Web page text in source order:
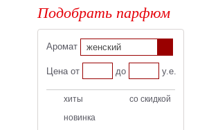
Подобрать парфюм
Аромат женский
Цена от до у.е.
хиты
со скидкой
новинка